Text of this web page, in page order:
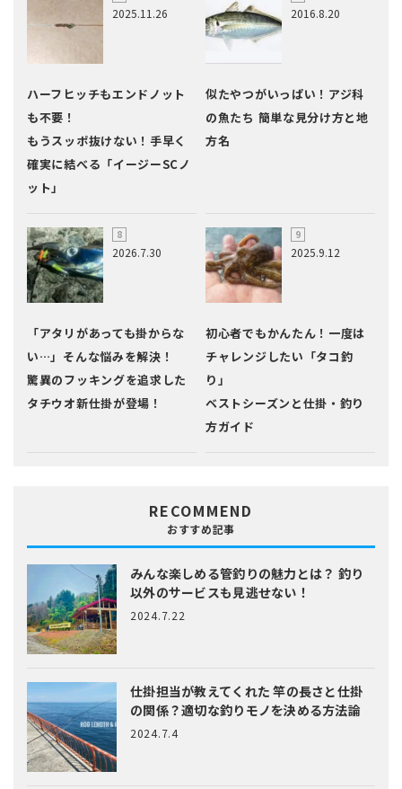
2025.11.26
ハーフヒッチもエンドノット
も不要！
もうスッポ抜けない！手早く
確実に結べる「イージーSCノ
ット」
2016.8.20
似たやつがいっぱい！アジ科
の魚たち 簡単な見分け方と地
方名
2026.7.30
「アタリがあっても掛からな
い…」そんな悩みを解決！
驚異のフッキングを追求した
タチウオ新仕掛が登場！
2025.9.12
初心者でもかんたん！一度は
チャレンジしたい「タコ釣
り」
ベストシーズンと仕掛・釣り
方ガイド
RECOMMEND
おすすめ記事
みんな楽しめる管釣りの魅力とは？ 釣り
以外のサービスも見逃せない！
2024.7.22
仕掛担当が教えてくれた竿の長さと仕掛
の関係？適切な釣りモノを決める方法論
2024.7.4